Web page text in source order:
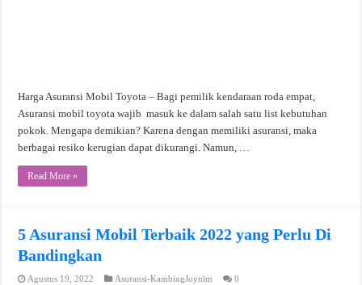
Harga Asuransi Mobil Toyota – Bagi pemilik kendaraan roda empat,
Asuransi mobil toyota wajib masuk ke dalam salah satu list kebutuhan
pokok. Mengapa demikian? Karena dengan memiliki asuransi, maka
berbagai resiko kerugian dapat dikurangi. Namun, …
Read More »
5 Asuransi Mobil Terbaik 2022 yang Perlu Di
Bandingkan
Agustus 19, 2022 Asuransi-KambingJoynim 0